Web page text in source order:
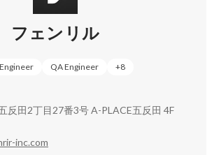
フェンリル
QA Engineer +8
inc.com
反田2丁目27番3号 A-PLACE五反田 4F